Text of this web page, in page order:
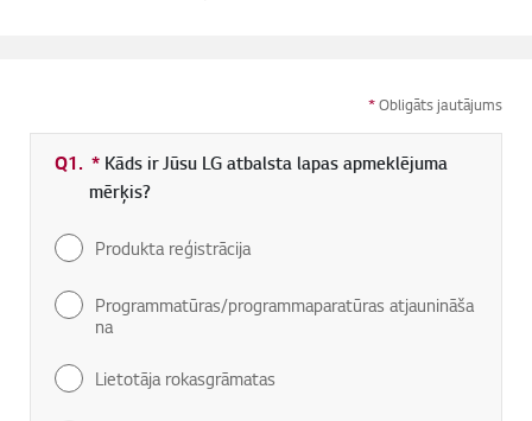
*Obligāts jautājums
Q1. * Obligāti aizpildāms lauks
Kāds ir Jūsu LG atbalsta lapas apmeklējuma
mērķis?
Produkta reģistrācija
Programmatūras/programmaparatūras atjaunināša
na
Lietotāja rokasgrāmatas